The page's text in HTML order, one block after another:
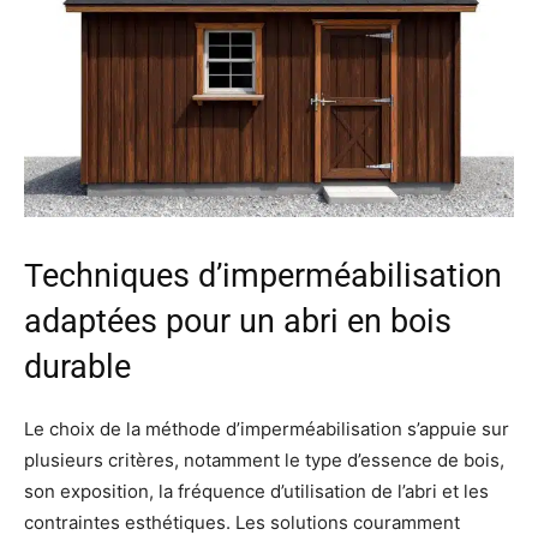
Techniques d’imperméabilisation
adaptées pour un abri en bois
durable
Le choix de la méthode d’imperméabilisation s’appuie sur
plusieurs critères, notamment le type d’essence de bois,
son exposition, la fréquence d’utilisation de l’abri et les
contraintes esthétiques. Les solutions couramment